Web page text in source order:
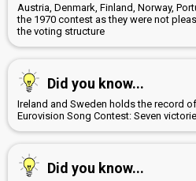
Austria, Denmark, Finland, Norway,
the 1970 contest as they were not
the voting structure
Did you know...
Ireland and Sweden holds the record
Eurovision Song Contest: Seven
Did you know...